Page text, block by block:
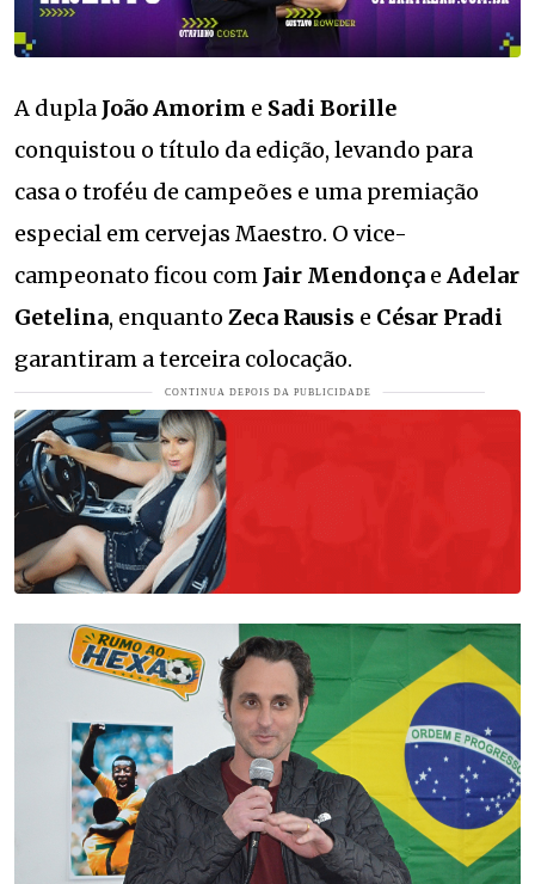
A dupla João Amorim e Sadi Borille
conquistou o título da edição, levando para
casa o troféu de campeões e uma premiação
especial em cervejas Maestro. O vice-
campeonato ficou com Jair Mendonça e Adelar
Getelina, enquanto Zeca Rausis e César Pradi
garantiram a terceira colocação.